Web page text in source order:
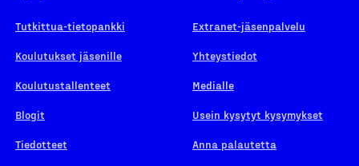
Tutkittua-tietopankki
Koulutukset jäsenille
Koulutustallenteet
Blogit
Tiedotteet
Extranet-jäsenpalvelu
Yhteystiedot
Medialle
Usein kysytyt kysymykset
Anna palautetta